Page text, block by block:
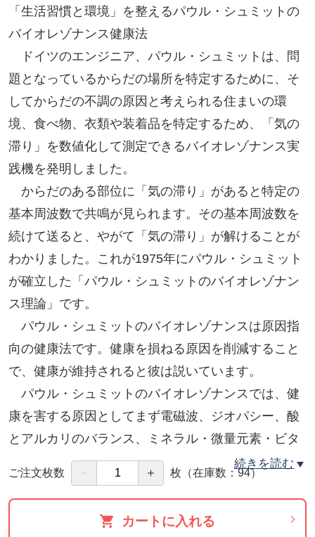
「生活習慣と環境」を整えるパウル・シュミットの
バイオレゾナンス健康法
ドイツのエンジニア、パウル・シュミットは、問
題となっているからだの場所を特定するために、そ
してからだの不調の原因と考えられる住まいの環
境、食べ物、衣類や装着品を特定するため、「気の
滞り」を数値化して測定できるバイオレゾナンス実
践機を発明しました。
からだのある部位に「気の滞り」があると特定の
基本周波数で共鳴が見られます。その基本周波数を
続けて送ると、やがて「気の滞り」が解けることが
わかりました。これが1975年にパウル・シュミット
が確立した「パウル・シュミットのバイオレゾナン
ス理論」です。
パウル・シュミットのバイオレゾナンスは原因指
向の健康法です。健康を損ねる原因を削減すること
で、健康が維持されると彼は説いています。
パウル・シュミットのバイオレゾナンスでは、健
康を害する原因としてまず電磁波、ジオパシー、酸
とアルカリのバランス、ミネラル・微量元素・ビタ
ミンなどの栄養素、重金属・農薬などの有害物質、
酵素、アミノ酸、細菌・ウィルス・寄生虫・真菌、
そして心理的要因・ストレスの影響を認識する、つ
まり測定することから始めます。(波動テスト)
続きを読む
ご注文枚数 － ＋ 枚 （在庫数：94）
カートに入れる